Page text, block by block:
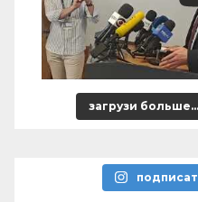
загрузи больше...